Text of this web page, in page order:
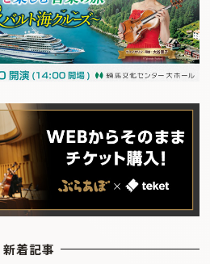
新着記事